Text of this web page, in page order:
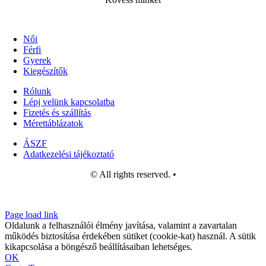
Női
Férfi
Gyerek
Kiegészítők
Rólunk
Lépj velünk kapcsolatba
Fizetés és szállítás
Mérettáblázatok
ÁSZF
Adatkezelési tájékoztató
© All rights reserved. •
Page load link
Oldalunk a felhasználói élmény javítása, valamint a zavartalan
működés biztosítása érdekében sütiket (cookie-kat) használ. A sütik
kikapcsolása a böngésző beállításaiban lehetséges.
OK